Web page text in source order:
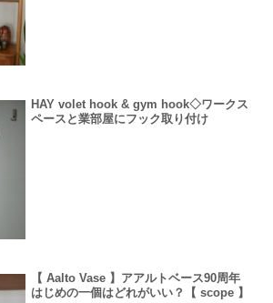
HAY volet hook & gym hook◇ワークス
ペースと業部屋にフック取り付け
【 Aalto Vase 】アアルトベース90周年
はじめの一個はどれがいい？【 scope 】